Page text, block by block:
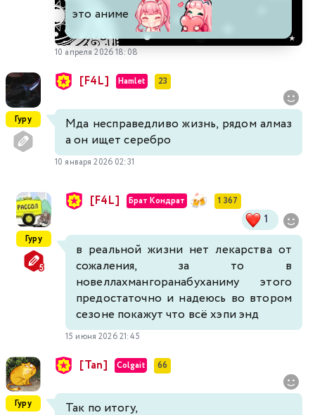
это аниме
10 апреля 2026 18:08
Гуру
[F4L] Hamlet 23
Мда несправедливо жизнь, рядом алмаз
а он ищет серебро
10 января 2026 02:31
Гуру
[F4L] Брат Кондрат 1 367
1
в реальной жизни нет лекарства от
сожаления, за то в
новеллахмангоранабуханиму этого
предостаточно и надеюсь во втором
сезоне покажут что всё хэпи энд
15 июня 2026 21:45
Гуру
[Tan] Colgait 66
Так по итогу,